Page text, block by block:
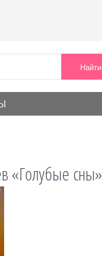
«Голубые сны»